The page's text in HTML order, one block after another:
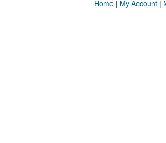
Home| My Account|